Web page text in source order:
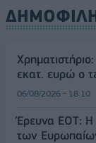
εκατ. ευρώ ο
06/08/2026 - 18:10
Έρευνα ΕΟΤ: Η
των